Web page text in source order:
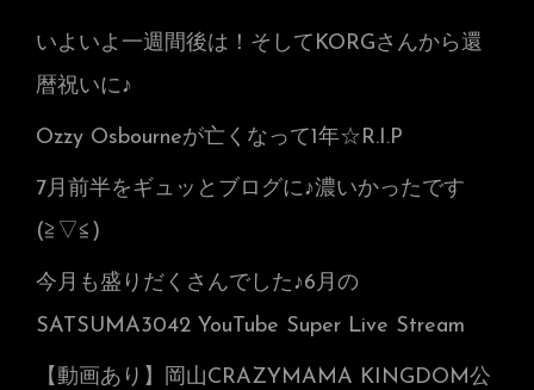
いよいよ一週間後は！そしてKORGさんから還
暦祝いに♪
Ozzy Osbourneが亡くなって1年☆R.I.P
7月前半をギュッとブログに♪濃いかったです
(≧▽≦)
今月も盛りだくさんでした♪6月の
SATSUMA3042 YouTube Super Live Stream
【動画あり】岡山CRAZYMAMA KINGDOM公